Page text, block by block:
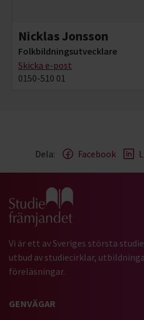
Nicklas Jonsson
Folkbildningsutvecklare
Skicka e-post
0150-510 01
Dela: Facebook
Gå till studiefrämjandets startsida
Vi är ett av Sveriges största
utbud av studiecirklar,
föreläsningar.
GENVÄGAR